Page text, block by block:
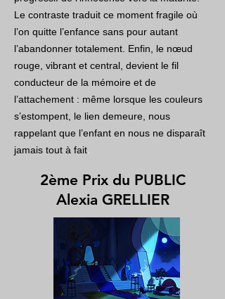
Le contraste traduit ce moment fragile où
l’on quitte l’enfance sans pour autant
l’abandonner totalement. Enfin, le nœud
rouge, vibrant et central, devient le fil
conducteur de la mémoire et de
l’attachement : même lorsque les couleurs
s’estompent, le lien demeure, nous
rappelant que l’enfant en nous ne disparaît
jamais tout à fait
2ème Prix du PUBLIC
Alexia GRELLIER